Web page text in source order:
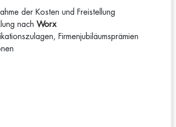
der Kosten und Freistellung
nachWorx
Firmenjubiläumsprämien